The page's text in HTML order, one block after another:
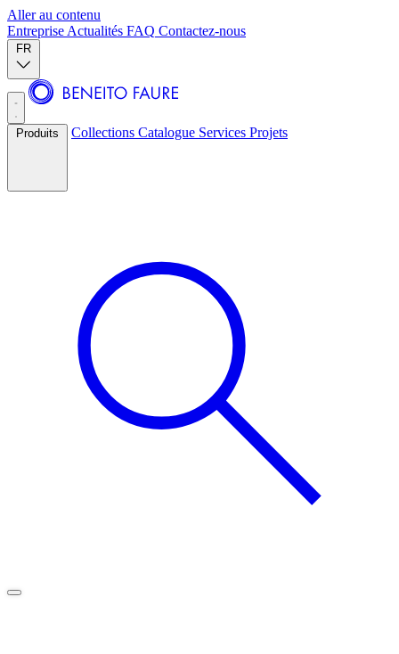
Aller au contenu
Entreprise Actualités FAQ Contactez-nous
FR
Produits Collections Catalogue Services Projets